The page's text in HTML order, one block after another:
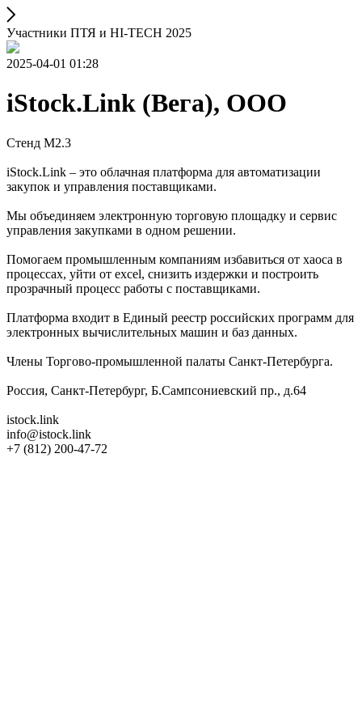
Участники ПТЯ и HI-TECH 2025
2025-04-01 01:28
iStock.Link (Вега), ООО
Стенд М2.3
iStock.Link – это облачная платформа для автоматизации
закупок и управления поставщиками.
Мы объединяем электронную торговую площадку и сервис
управления закупками в одном решении.
Помогаем промышленным компаниям избавиться от хаоса в
процессах, уйти от excel, снизить издержки и построить
прозрачный процесс работы с поставщиками.
Платформа входит в Единый реестр российских программ для
электронных вычислительных машин и баз данных.
Члены Торгово-промышленной палаты Санкт-Петербурга.
Россия, Санкт-Петербург, Б.Сампсониевский пр., д.64
istock.link
info@istock.link
+7 (812) 200-47-72